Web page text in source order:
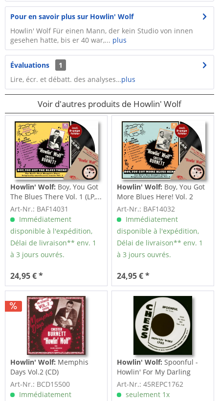
Pour en savoir plus sur Howlin' Wolf
Howlin' Wolf Für einen Mann, der kein Studio von innen
gesehen hatte, bis er 40 war,... plus
Évaluations
1
Lire, écr. et débatt. des analyses…plus
Voir d'autres produits de Howlin' Wolf
Howlin' Wolf: Boy, You Got
The Blues There Vol. 1 (LP,...
Art-Nr.: BAF14031
Immédiatement
disponible à l'expédition,
Délai de livraison** env. 1
à 3 jours ouvrés.
24,95 € *
Howlin' Wolf: Boy, You Got
More Blues Here! Vol. 2
(LP,...
Art-Nr.: BAF14032
Immédiatement
disponible à l'expédition,
Délai de livraison** env. 1
à 3 jours ouvrés.
24,95 € *
Howlin' Wolf: Memphis
Days Vol.2 (CD)
Art-Nr.: BCD15500
Immédiatement
Howlin' Wolf: Spoonful -
Howlin' For My Darling
(7inch, 45rpm)
Art-Nr.: 45REPC1762
seulement 1x